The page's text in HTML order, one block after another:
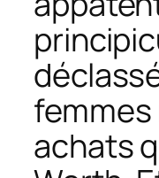
achats